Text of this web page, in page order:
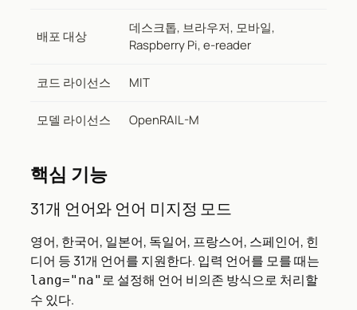
배포 대상
데스크톱, 브라우저, 모바일,
Raspberry Pi, e-reader
코드 라이선스 MIT
모델 라이선스 OpenRAIL-M
핵심 기능
31개 언어와 언어 미지정 모드
영어, 한국어, 일본어, 독일어, 프랑스어, 스페인어, 힌
디어 등 31개 언어를 지원한다. 입력 언어를 모를 때는
lang="na" 로 설정해 언어 비의존 방식으로 처리할
수 있다.